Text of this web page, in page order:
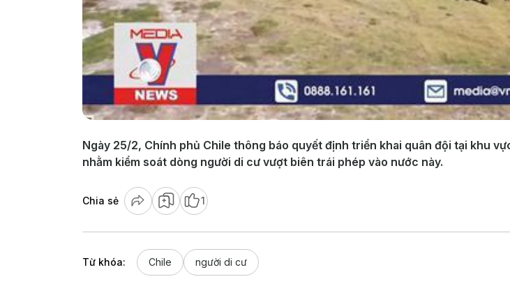
Ngày 25/2, Chính phủ Chile thông báo quyết định triển khai quân đội tại khu
nhằm kiểm soát dòng người di cư vượt biên trái phép vào nước này.
Chia sẻ 1
Từ khóa: Chile người di cư